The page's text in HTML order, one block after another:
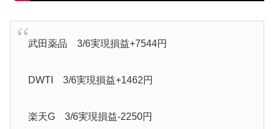
武田薬品 3/6実現損益+7544円
DWTI 3/6実現損益+1462円
楽天G 3/6実現損益-2250円